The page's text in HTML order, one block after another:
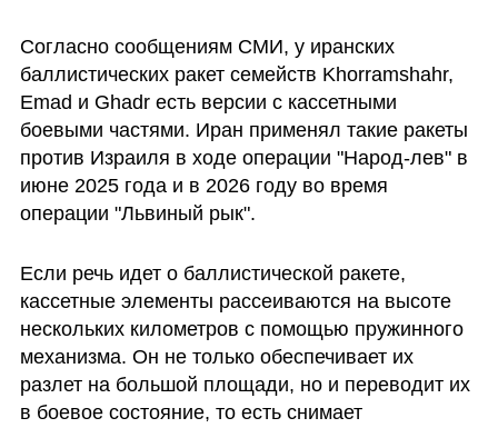
Согласно сообщениям СМИ, у иранских
баллистических ракет семейств Khorramshahr,
Emad и Ghadr есть версии с кассетными
боевыми частями. Иран применял такие ракеты
против Израиля в ходе операции "Народ-лев" в
июне 2025 года и в 2026 году во время
операции "Львиный рык".
Если речь идет о баллистической ракете,
кассетные элементы рассеиваются на высоте
нескольких километров с помощью пружинного
механизма. Он не только обеспечивает их
разлет на большой площади, но и переводит их
в боевое состояние, то есть снимает